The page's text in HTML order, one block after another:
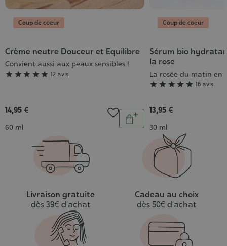
Coup de coeur
Crème neutre Douceur et Equilibre
Convient aussi aux peaux sensibles !
Grade
     12 avis
14,95 €
Contenance
60 ml
Quantité
Ajouter
panier
Coup de coeur
Sérum bio
la rose
La rosée du matin en
Grade
5/5
     16 avis
13,95 €
Contenance
30 ml
Livraison gratuite
dès 39€ d’achat
Cadeau au choix
dès 50€ d’achat